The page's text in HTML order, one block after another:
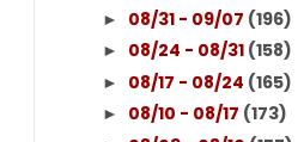
► 08/31 - 09/07 (196)
► 08/24 - 08/31 (158)
► 08/17 - 08/24 (165)
► 08/10 - 08/17 (173)